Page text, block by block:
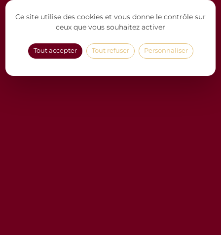
Ce site utilise des cookies et vous donne le contrôle sur
ceux que vous souhaitez activer
Tout accepter Tout refuser Personnaliser